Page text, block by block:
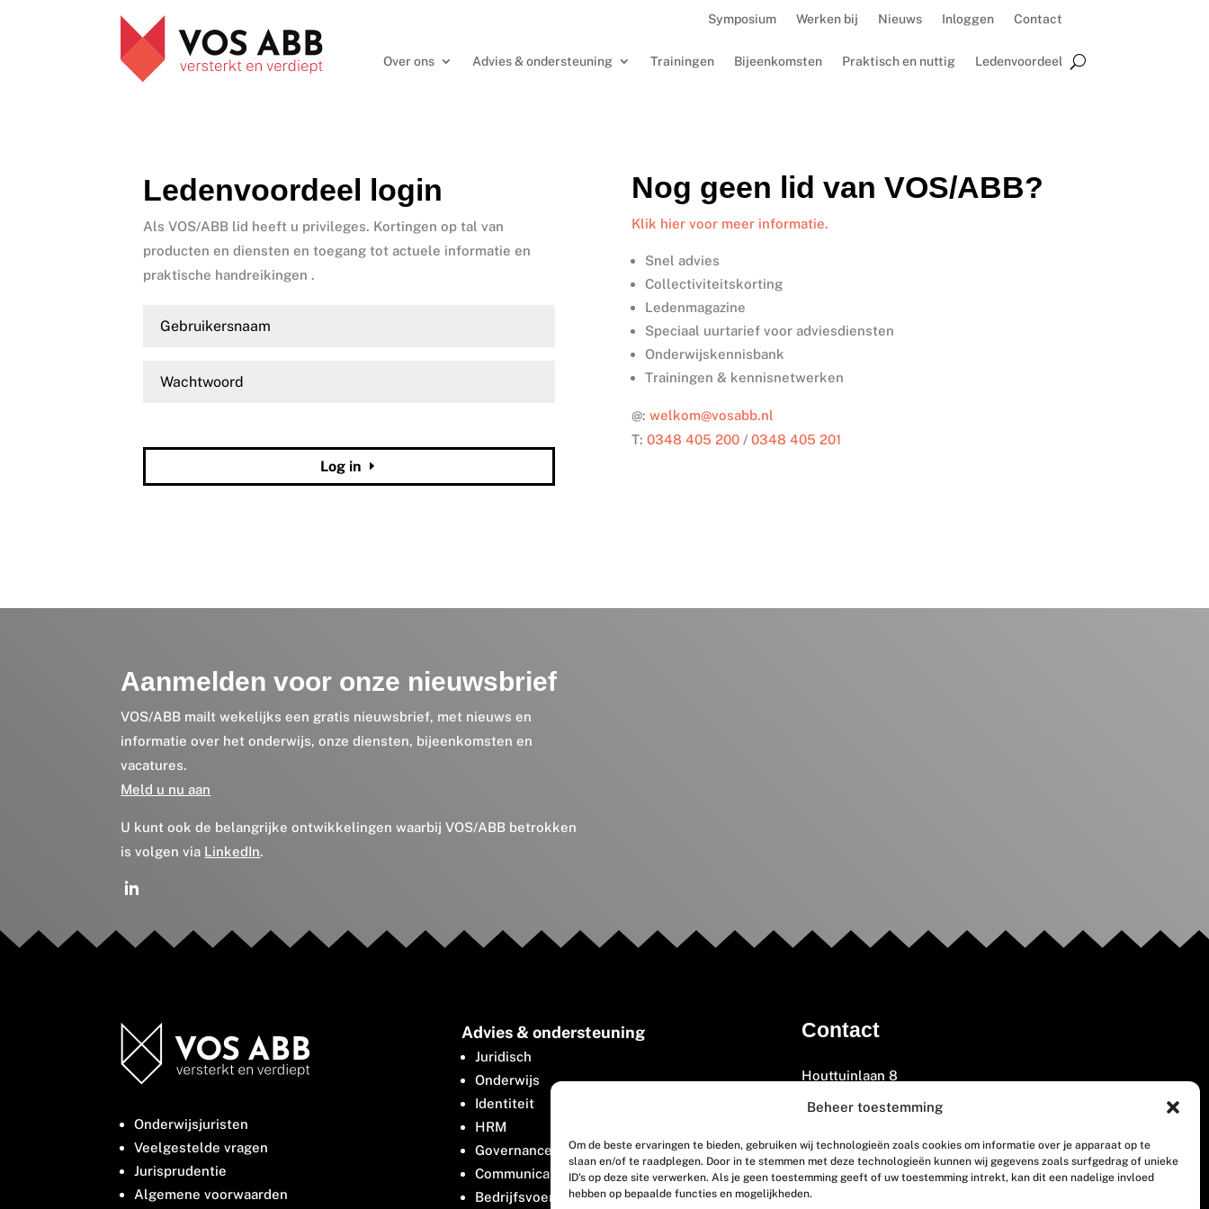
Beheer toestemming
Om de beste ervaringen te bieden, gebruiken wij technologieën zoals cookies om informatie over je apparaat op te
slaan en/of te raadplegen. Door in te stemmen met deze technologieën kunnen wij gegevens zoals surfgedrag of unieke
ID's op deze site verwerken. Als je geen toestemming geeft of uw toestemming intrekt, kan dit een nadelige invloed
hebben op bepaalde functies en mogelijkheden.
Symposium Werken bij Nieuws Inloggen Contact
Over ons Advies & ondersteuning Trainingen Bijeenkomsten Praktisch en nuttig Ledenvoordeel
Ledenvoordeel login
Als VOS/ABB lid heeft u privileges. Kortingen op tal van
producten en diensten en toegang tot actuele informatie en
praktische handreikingen .
Log in
Nog geen lid van VOS/ABB?
Klik hier voor meer informatie.
Snel advies
Collectiviteitskorting
Ledenmagazine
Speciaal uurtarief voor adviesdiensten
Onderwijskennisbank
Trainingen & kennisnetwerken
@: welkom@vosabb.nl
T: 0348 405 200/ 0348 405 201
Aanmelden voor onze nieuwsbrief
VOS/ABB mailt wekelijks een gratis nieuwsbrief, met nieuws en
informatie over het onderwijs, onze diensten, bijeenkomsten en
vacatures.
Meld u nu aan
U kunt ook de belangrijke ontwikkelingen waarbij VOS/ABB betrokken
is volgen via LinkedIn.
Onderwijsjuristen
Veelgestelde vragen
Jurisprudentie
Algemene voorwaarden
Advies & ondersteuning
Juridisch
Onderwijs
Identiteit
HRM
Governance
Communicatie
Bedrijfsvoering
Contact
Houttuinlaan 8
3447 GM Woerden
(0348) 405 200
welkom@vosabb.nl
Privacy, disclaimer en copyright